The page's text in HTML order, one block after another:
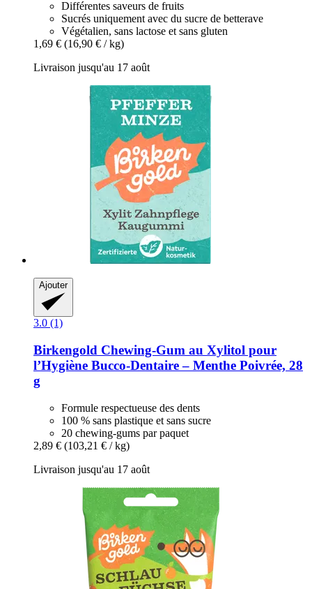
Différentes saveurs de fruits
Sucrés uniquement avec du sucre de betterave
Végétalien, sans lactose et sans gluten
1,69 € (16,90 € / kg)
Livraison jusqu'au 17 août
Ajouter
3.0 (1)
Birkengold Chewing-​Gum au Xylitol pour
l’Hygiène Bucco-​Dentaire – Menthe Poivrée, 28
g
Formule respectueuse des dents
100 % sans plastique et sans sucre
20 chewing-gums par paquet
2,89 € (103,21 € / kg)
Livraison jusqu'au 17 août